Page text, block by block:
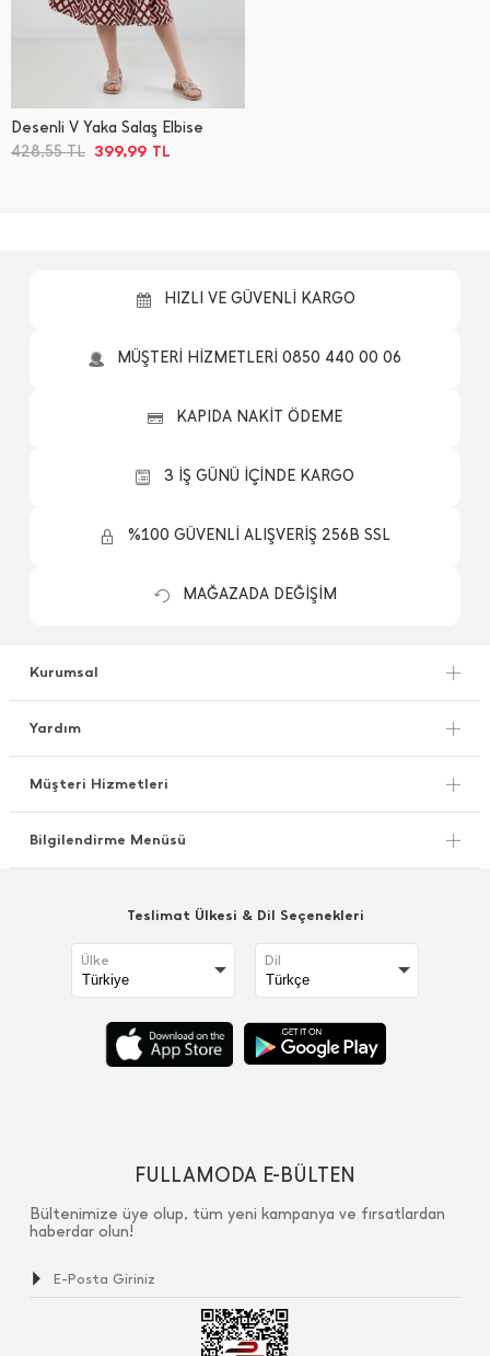
Desenli V Yaka Salaş Elbise
428,55TL 399,99 TL
HIZLI VE GÜVENLİ KARGO
MÜŞTERİ HİZMETLERİ 0850 440 00 06
KAPIDA NAKİT ÖDEME
3 İŞ GÜNÜ İÇİNDE KARGO
%100 GÜVENLİ ALIŞVERİŞ 256B SSL
MAĞAZADA DEĞİŞİM
Kurumsal
Yardım
Müşteri Hizmetleri
Bilgilendirme Menüsü
Teslimat Ülkesi & Dil Seçenekleri
Ülke Dil
FULLAMODA E-BÜLTEN
Bültenimize üye olup, tüm yeni kampanya ve fırsatlardan
haberdar olun!